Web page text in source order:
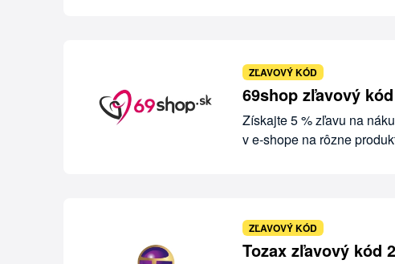
ZĽAVOVÝ KÓD
69shop zľavový
Získajte 5 % zľavu na
v e-shope na rôzne
ZĽAVOVÝ KÓD
Tozax zľavový kód